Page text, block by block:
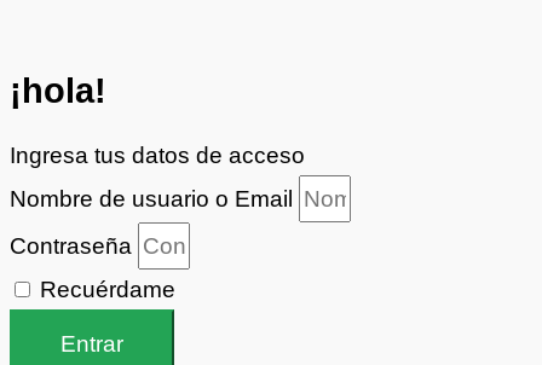
¡hola!
Ingresa tus datos de acceso
Nombre de usuario o Email
Contraseña
Recuérdame
Entrar